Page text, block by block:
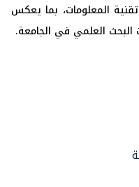
المعلومات، بما يعكس
البحث العلمي في الجامعة.